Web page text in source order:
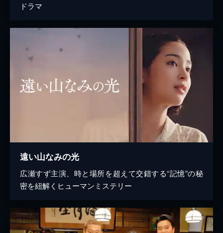
ドラマ
遠い山なみの光
広瀬すず主演、時と場所を超えて交錯する“記憶”の秘
密を紐解くヒューマンミステリー